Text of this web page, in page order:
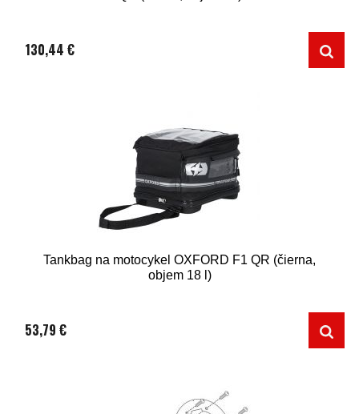
130,44 €
Tankbag na motocykel OXFORD F1 QR (čierna,
objem 18 l)
53,79 €